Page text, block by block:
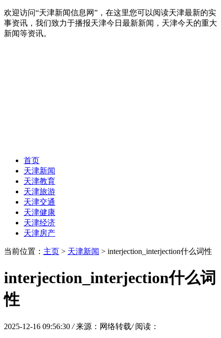
欢迎访问“天津新闻信息网”，在这里您可以阅读天津最新的实
事资讯，我们致力于播报天津今日最新新闻，天津今天的重大
新闻等资讯。
首页
天津新闻
天津教育
天津旅游
天津交通
天津健康
天津经济
天津房产
当前位置： 主页 > 天津新闻 > interjection_interjection什么词性
interjection_interjection什么词
性
2025-12-16 09:56:30 / 来源：网络转载/ 阅读：